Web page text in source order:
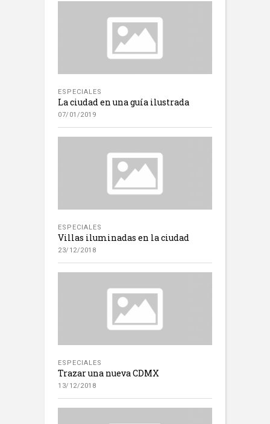
ESPECIALES
La ciudad en una guía ilustrada
07/01/2019
ESPECIALES
Villas iluminadas en la ciudad
23/12/2018
ESPECIALES
Trazar una nueva CDMX
13/12/2018